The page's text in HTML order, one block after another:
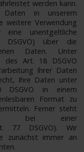
werden kann.
in unserem
weitere Verwendung
unentgeltliche
DSGVO) über die
Daten. Unter
des Art. 18 DSGVO
Ihrer Daten
Ihre Daten unter
DSGVO in einem
Format zu
Ferner steht
bei einer
77 DSGVO). Wir
zunächst immer an